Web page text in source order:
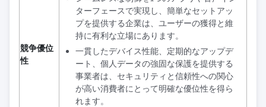
競争優位
性
ターフェースで実現し、簡単なセットアッ
プを提供する企業は、ユーザーの獲得と維
持に有利な立場にあります。
一貫したデバイス性能、定期的なアップデ
ート、個人データの強固な保護を提供する
事業者は、セキュリティと信頼性への関心
が高い消費者にとって明確な優位性を得ら
れます。